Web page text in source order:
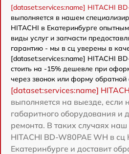
[dataset:services:name] HITACHI
выполняется в нашем
HITACHI в Екатеринбурге
виды услуг и запчасти
гарантию - мы в сц уверены в
[dataset:services:name] HITACHI
стоить на -15% дешевле при
через звонок или форму обратной
[dataset:services:name]
выполняется на выезде, если
габаритного оборудования и
ремонта. В таких случаях наш
HITACHI BD-W80PAE WH в сц
Екатеринбурге и доставит